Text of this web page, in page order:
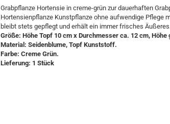
Grabpflanze Hortensie in creme-grün zur dauerhaften
Hortensienpflanze Kunstpflanze ohne aufwendige Pflege
bleibt stets gepflegt und erhält ein immer frisches
Größe: Höhe Topf 10 cm x Durchmesser ca. 12 cm,
Material: Seidenblume, Topf Kunststoff.
Farbe: Creme Grün.
Lieferung: 1 Stück